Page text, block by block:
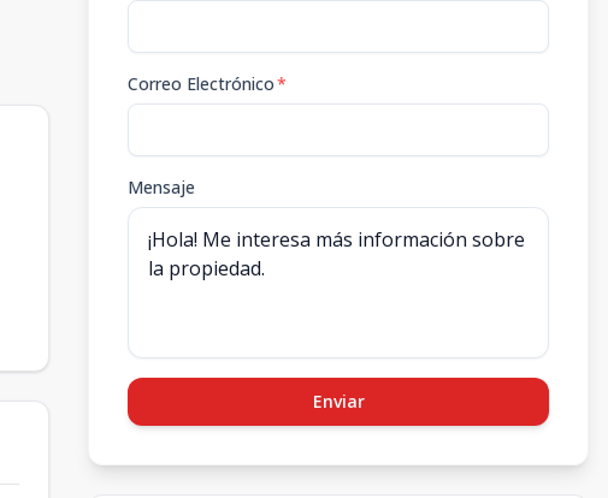
Correo Electrónico*
Mensaje
Enviar